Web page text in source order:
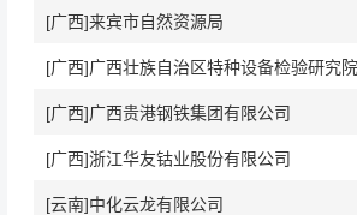
[广西]来宾市自然资源局
[广西]广西贵港钢铁集团有限公司
[广西]浙江华友钴业股份有限公司
[云南]中化云龙有限公司